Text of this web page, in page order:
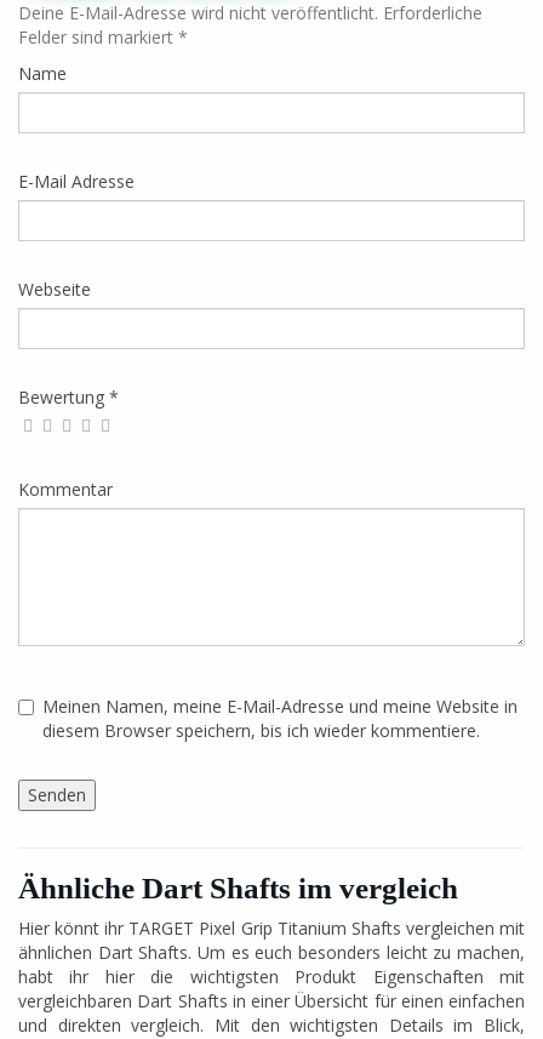
Deine E-Mail-Adresse wird nicht veröffentlicht. Erforderliche
Felder sind markiert *
Name
E-Mail Adresse
Webseite
Bewertung *
Kommentar
Meinen Namen, meine E-Mail-Adresse und meine Website in
diesem Browser speichern, bis ich wieder kommentiere.
Ähnliche Dart Shafts im vergleich
Hier könnt ihr TARGET Pixel Grip Titanium Shafts vergleichen mit
ähnlichen Dart Shafts. Um es euch besonders leicht zu machen,
habt ihr hier die wichtigsten Produkt Eigenschaften mit
vergleichbaren Dart Shafts in einer Übersicht für einen einfachen
und direkten vergleich. Mit den wichtigsten Details im Blick,